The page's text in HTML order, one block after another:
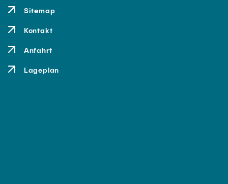
Sitemap
Kontakt
Anfahrt
Lageplan